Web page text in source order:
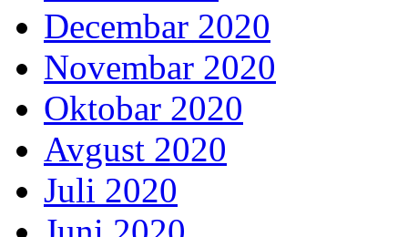
Decembar 2020
Novembar 2020
Oktobar 2020
Avgust 2020
Juli 2020